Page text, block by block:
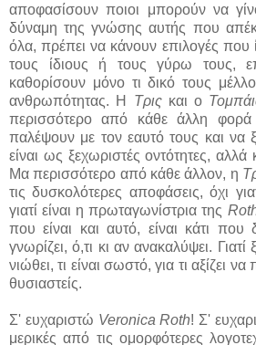
αποφασίσουν ποιοι μπορούν να
δύναμη της γνώσης αυτής που
όλα, πρέπει να κάνουν επιλογές που
τους ίδιους ή τους γύρω τους,
καθορίσουν μόνο τι δικό τους
ανθρωπότητας. Η Τριςκαι ο
περισσότερο από κάθε άλλη
παλέψουν με τον εαυτό τους και να
είναι ως ξεχωριστές οντότητες, αλλά
Μα περισσότερο από κάθε άλλον, η
τις δυσκολότερες αποφάσεις, όχι
γιατί είναι η πρωταγωνίστρια της
που είναι και αυτό, είναι κάτι που
γνωρίζει, ό,τι κι αν ανακαλύψει. Γιατί
νιώθει, τι είναι σωστό, για τι αξίζει
θυσιαστείς.
Σ' ευχαριστώ Veronica Roth! Σ'
μερικές από τις ομορφότερες